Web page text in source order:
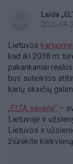
Laida
2025-04-
Lietuvos
kad iki 2038 m.
pakankamai
bus suteiktos
karių skaičių
„ELTA savaitė“ –
Lietuvoje ir
Lietuvos ir
žiūrėkite